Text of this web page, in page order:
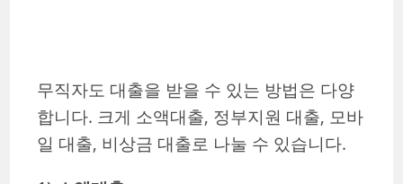
무직자도 대출을 받을 수 있는 방법은 다양
합니다. 크게 소액대출, 정부지원 대출, 모바
일 대출, 비상금 대출로 나눌 수 있습니다.